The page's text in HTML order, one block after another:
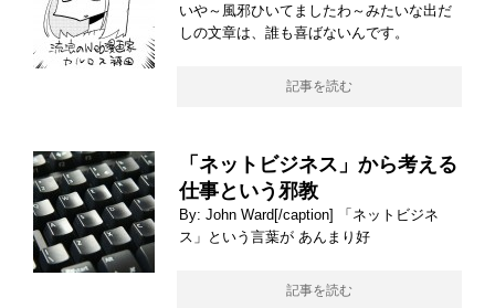
いや～風邪ひいてましたわ～みたいな出だ
しの文章は、誰も喜ばないんです。
記事を読む
「ネットビジネス」から考える
仕事という邪教
By: John Ward[/caption] 「ネットビジネ
ス」という言葉が あんまり好
記事を読む